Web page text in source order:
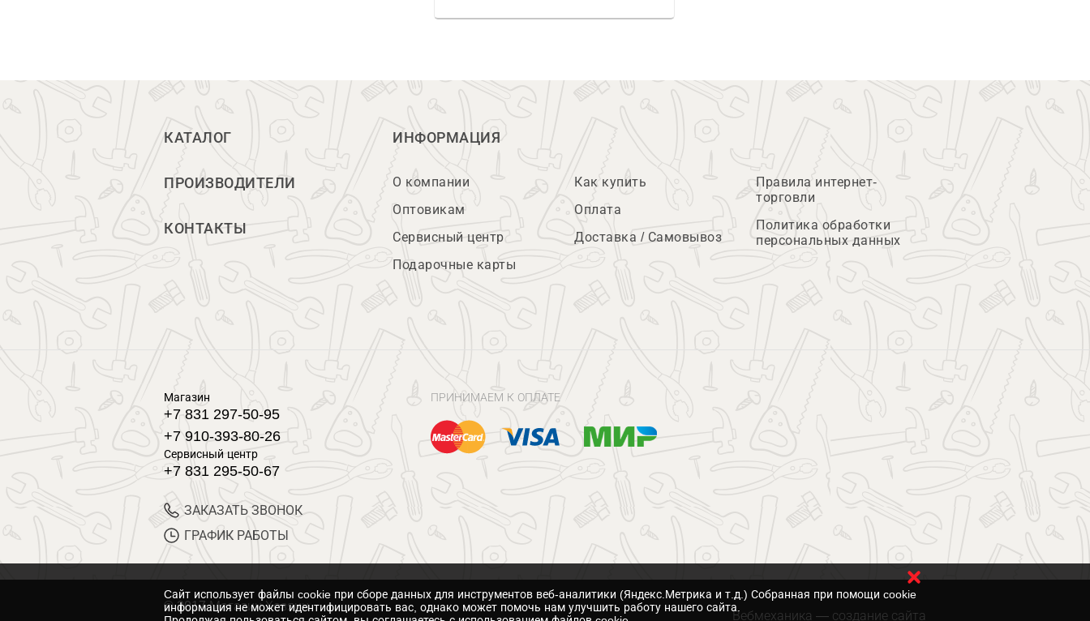
КАТАЛОГ
ПРОИЗВОДИТЕЛИ
КОНТАКТЫ
ИНФОРМАЦИЯ
О компании
Оптовикам
Сервисный центр
Подарочные карты
Как купить
Оплата
Доставка / Самовывоз
Правила интернет-
торговли
Политика обработки
персональных данных
Магазин
+7 831 297-50-95
+7 910-393-80-26
Сервисный центр
+7 831 295-50-67
ЗАКАЗАТЬ ЗВОНОК
ГРАФИК РАБОТЫ
ПРИНИМАЕМ К ОПЛАТЕ
© 2017 Магазин Хозяин
Вебмеханика — создание сайта
Cайт использует файлы cookie при сборе данных для инструментов веб-аналитики (Яндекс.Метрика и т.д.) Собранная при помощи cookie
информация не может идентифицировать вас, однако может помочь нам улучшить работу нашего сайта.